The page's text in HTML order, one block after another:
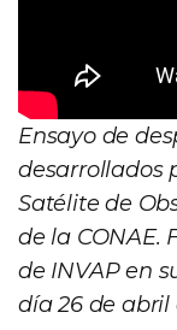
Ensayo de
desarrollados
Satélite de
de la CONAE.
de INVAP en
día 26 de abril